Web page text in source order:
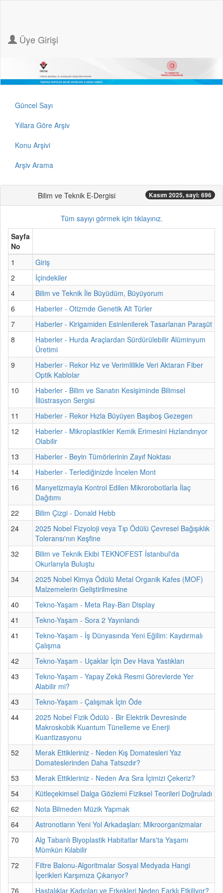
Üye Girişi
Güncel Sayı
Yıllara Göre Arşiv
Konu Arşivi
Arşiv Arama
Bilim ve Teknik E-Dergisi Kasım 2025, sayi: 696
Tüm sayıyı görmek için tıklayınız.
Sayfa
No
1
Giriş
2
İçindekiler
4
Bilim ve Teknik İle Büyüdüm, Büyüyorum
6
Haberler - Otizmde Genetik Alt Türler
7
Haberler - Kirigamiden Esinlenilerek Tasarlanan Paraşüt
8
Haberler - Hurda Araçlardan Sürdürülebilir Alüminyum
Üretimi
9
Haberler - Rekor Hız ve Verimlilikle Veri Aktaran Fiber
Optik Kablolar
10
Haberler - Bilim ve Sanatın Kesişiminde Bilimsel
İllüstrasyon Sergisi
11
Haberler - Rekor Hızla Büyüyen Başıboş Gezegen
12
Haberler - Mikroplastikler Kemik Erimesini Hızlandırıyor
Olabilir
13
Haberler - Beyin Tümörlerinin Zayıf Noktası
14
Haberler - Terlediğinizde İncelen Mont
16
Manyetizmayla Kontrol Edilen Mikrorobotlarla İlaç
Dağıtımı
22
Bilim Çizgi - Donald Hebb
24
2025 Nobel Fizyoloji veya Tıp Ödülü Çevresel Bağışıklık
Toleransı'nın Keşfine
32
Bilim ve Teknik Ekibi TEKNOFEST İstanbul'da
Okurlarıyla Buluştu
34
2025 Nobel Kimya Ödülü Metal Organik Kafes (MOF)
Malzemelerin Geliştirilmesine
40
Tekno-Yaşam - Meta Ray-Ban Display
41
Tekno-Yaşam - Sora 2 Yayınlandı
41
Tekno-Yaşam - İş Dünyasında Yeni Eğilim: Kaydırmalı
Çalışma
42
Tekno-Yaşam - Uçaklar İçin Dev Hava Yastıkları
43
Tekno-Yaşam - Yapay Zekâ Resmi Görevlerde Yer
Alabilir mi?
43
Tekno-Yaşam - Çalışmak İçin Öde
44
2025 Nobel Fizik Ödülü - Bir Elektrik Devresinde
Makroskobik Kuantum Tünelleme ve Enerji
Kuantizasyonu
52
Merak Ettikleriniz - Neden Kış Domatesleri Yaz
Domateslerinden Daha Tatsızdır?
53
Merak Ettikleriniz - Neden Ara Sıra İçimizi Çekeriz?
54
Kütleçekimsel Dalga Gözlemi Fiziksel Teorileri Doğruladı
62
Nota Bilmeden Müzik Yapmak
64
Astronotların Yeni Yol Arkadaşları: Mikroorganizmalar
70
Alg Tabanlı Biyoplastik Habitatlar Mars'ta Yaşamı
Mümkün Kılabilir
72
Filtre Balonu-Algoritmalar Sosyal Medyada Hangi
İçerikleri Karşımıza Çıkarıyor?
76
Hastalıklar Kadınları ve Erkekleri Neden Farklı Etkiliyor?